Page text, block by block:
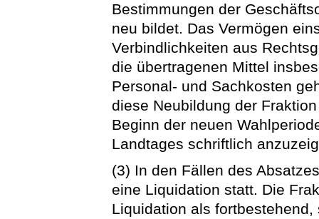
Bestimmungen der
neu bildet. Das Vermögen
Verbindlichkeiten aus
die übertragenen Mittel
Personal- und Sachkosten
diese Neubildung der
Beginn der neuen
Landtages schriftlich
(3) In den Fällen des
eine Liquidation statt. Die
Liquidation als